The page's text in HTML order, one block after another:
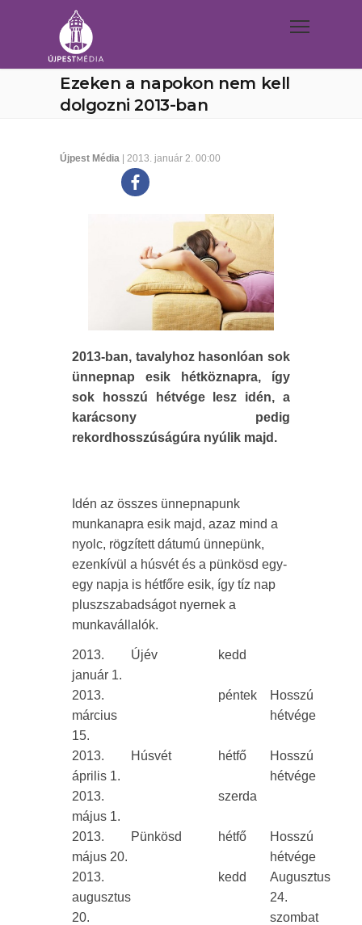
Ezeken a napokon nem kell
dolgozni 2013-ban
Újpest Média | 2013. január 2. 00:00
2013-ban, tavalyhoz hasonlóan sok
ünnepnap esik hétköznapra, így
sok hosszú hétvége lesz idén, a
karácsony pedig
rekordhosszúságúra nyúlik majd.
Idén az összes ünnepnapunk
munkanapra esik majd, azaz mind a
nyolc, rögzített dátumú ünnepünk,
ezenkívül a húsvét és a pünkösd egy-
egy napja is hétfőre esik, így tíz nap
pluszszabadságot nyernek a
munkavállalók.
2013.
január 1.
Újév kedd
2013.
március
15.
péntek
Hosszú
hétvége
2013.
április 1.
Húsvét hétfő
Hosszú
hétvége
2013.
május 1.
szerda
2013.
május 20.
Pünkösd hétfő
Hosszú
hétvége
2013.
augusztus
20.
kedd
Augusztus
24.
szombat